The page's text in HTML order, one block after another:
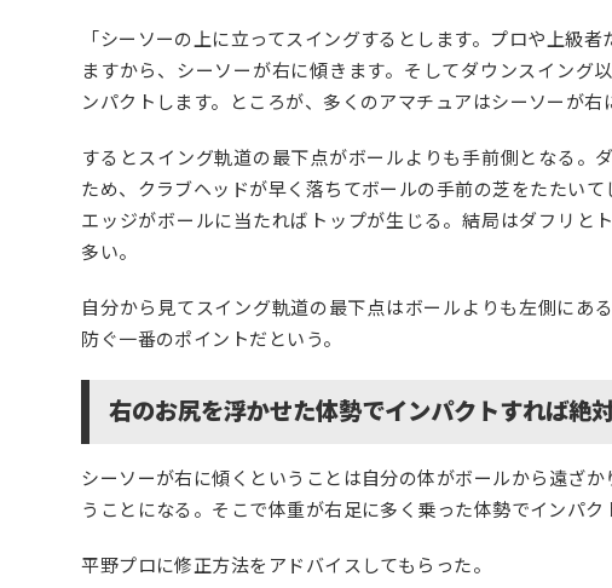
「シーソーの上に立ってスイングするとします。プロや上級
ますから、シーソーが右に傾きます。そしてダウンスイング
ンパクトします。ところが、多くのアマチュアはシーソーが右
するとスイング軌道の最下点がボールよりも手前側となる。
ため、クラブヘッドが早く落ちてボールの手前の芝をたたい
エッジがボールに当たればトップが生じる。結局はダフリと
多い。
自分から見てスイング軌道の最下点はボールよりも左側にあ
防ぐ一番のポイントだという。
右のお尻を浮かせた体勢でインパクトすれば絶
シーソーが右に傾くということは自分の体がボールから遠ざ
うことになる。そこで体重が右足に多く乗った体勢でインパク
平野プロに修正方法をアドバイスしてもらった。